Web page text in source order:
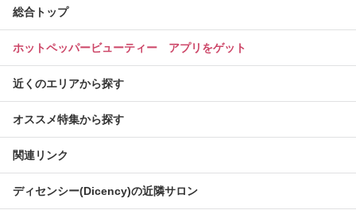
総合トップ
ホットペッパービューティー アプリをゲット
近くのエリアから探す
オススメ特集から探す
関連リンク
ディセンシー(Dicency)の近隣サロン